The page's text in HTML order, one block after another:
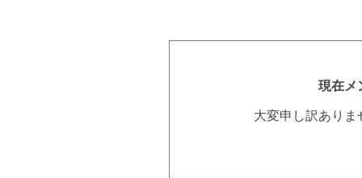
現在メ
大変申し訳あり